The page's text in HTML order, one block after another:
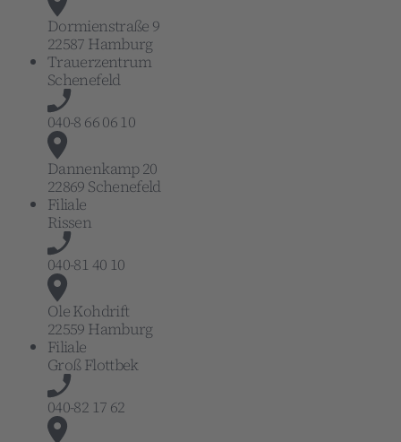
Dormienstraße 9
22587 Hamburg
Trauerzentrum
Schenefeld
040-8 66 06 10
Dannenkamp 20
22869 Schenefeld
Filiale
Rissen
040-81 40 10
Ole Kohdrift
22559 Hamburg
Filiale
Groß Flottbek
040-82 17 62